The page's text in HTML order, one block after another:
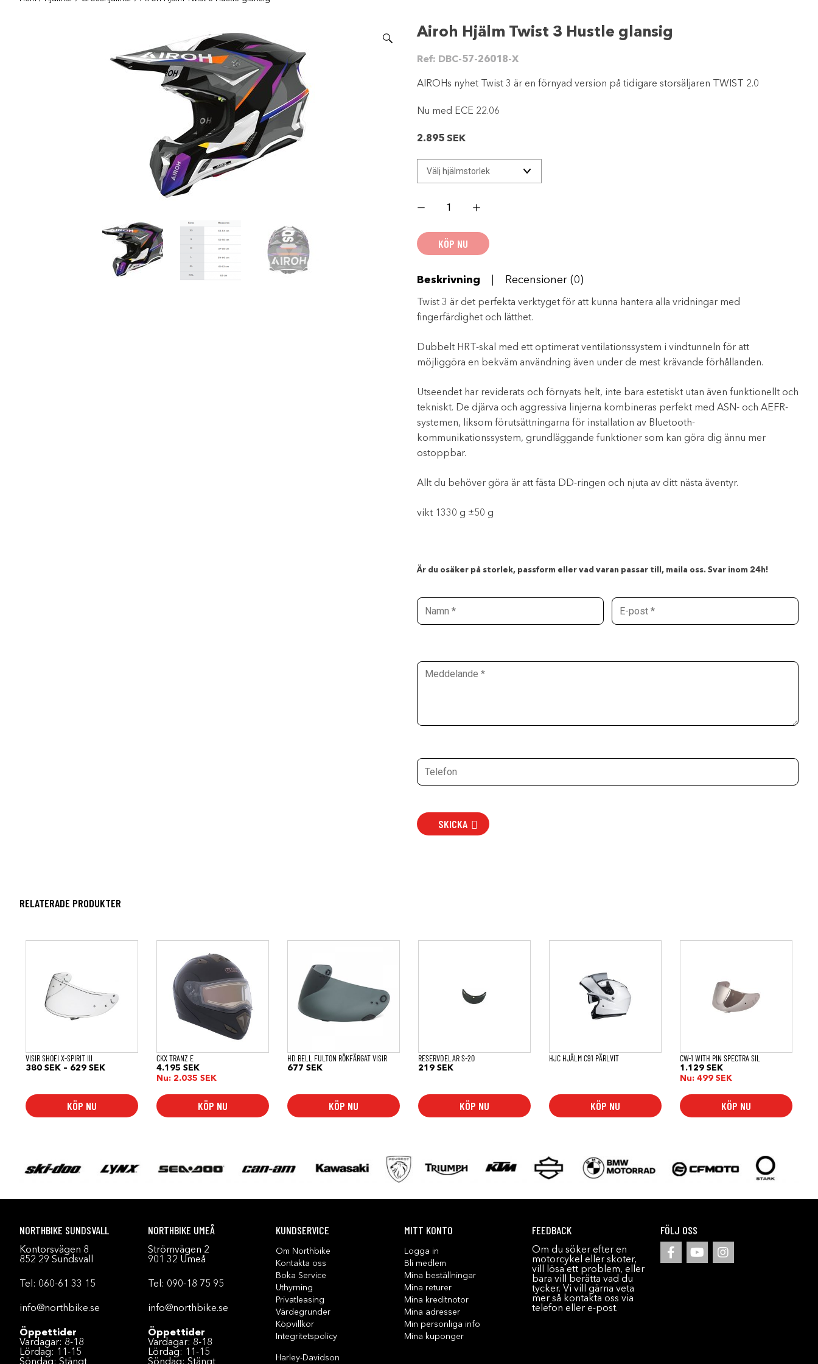
Airoh Hjälm Twist 3 Hustle glansig
Ref: DBC-57-26018-X
AIROHs nyhet Twist 3 är en förnyad version på tidigare storsäljaren TWIST 2.0
Nu med ECE 22.06
2.895 SEK
Hjälm
Hustle
glansig
mängd
KÖP NU
Beskrivning Recensioner (0)
Twist 3 är det perfekta verktyget för att kunna hantera alla vridningar med
fingerfärdighet och lätthet.
Dubbelt HRT-skal med ett optimerat ventilationssystem i vindtunneln för att
möjliggöra en bekväm användning även under de mest krävande förhållanden.
Utseendet har reviderats och förnyats helt, inte bara estetiskt utan även funktionellt och
tekniskt. De djärva och aggressiva linjerna kombineras perfekt med ASN- och AEFR-
systemen, liksom förutsättningarna för installation av Bluetooth-
kommunikationssystem, grundläggande funktioner som kan göra dig ännu mer
ostoppbar.
Allt du behöver göra är att fästa DD-ringen och njuta av ditt nästa äventyr.
vikt 1330 g ±50 g
Är du osäker på storlek, passform eller vad varan passar till, maila oss. Svar inom 24h!
SKICKA
RELATERADE PRODUKTER
VISIR SHOEI X-SPIRIT III
380 SEK – 629 SEKPrisintervall:
629 SEK
KÖP NU
varianter.
alternativen
på
produktsidan
CKX TRANZ E
4.195SEK
Nu: 2.035SEK
KÖP NU
produkten
flera
varianter.
olika
alternativen
på
produktsidan
HD BELL FULTON RÖKFÄRGAT VISIR
677SEK
KÖP NU
RESERVDELAR S-20
219SEK
KÖP NU
HJC HJÄLM C91 PÄRLVIT
KÖP NU
CW-1 WITH PIN SPECTRA SIL
1.129SEK
Nu:499SEK
KÖP NU
NORTHBIKE SUNDSVALL
Kontorsvägen 8
852 29 Sundsvall
Tel: 060-61 33 15
info@northbike.se
Öppettider
Vardagar: 8-18
Lördag: 11-15
NORTHBIKE UMEÅ
Strömvägen 2
901 32 Umeå
Tel: 090-18 75 95
info@northbike.se
Öppettider
Vardagar: 8-18
Lördag: 11-15
KUNDSERVICE
Om Northbike
Kontakta oss
Boka Service
Uthyrning
Privatleasing
Värdegrunder
Köpvillkor
Integritetspolicy
Harley-Davidson
MITT KONTO
Logga in
Bli medlem
Mina beställningar
Mina returer
Mina kreditnotor
Mina adresser
Min personliga info
Mina kuponger
FEEDBACK
Om du söker efter en
motorcykel eller skoter,
vill lösa ett problem, eller
bara vill berätta vad du
tycker. Vi vill gärna veta
mer så kontakta oss via
telefon eller e-post.
FÖLJ OSS